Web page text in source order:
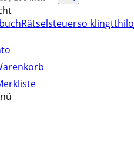
Rätselsteuerso klingtthilo